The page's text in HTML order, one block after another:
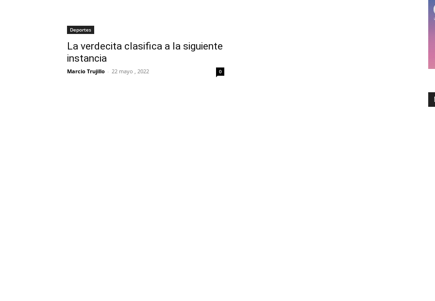
Deportes
La verdecita clasifica a la siguiente
instancia
Marcio Trujillo - 22 mayo , 2022 0